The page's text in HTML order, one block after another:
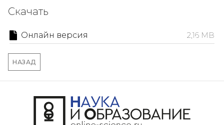
Скачать
Онлайн версия 2,16 MB
НАЗАД